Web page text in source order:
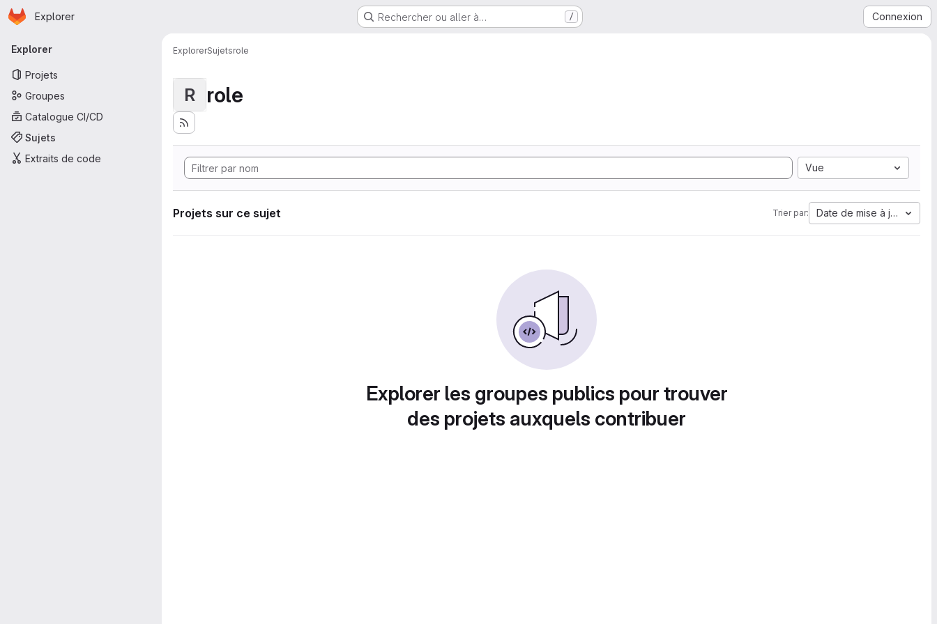
Passer au contenu principal
Page d'accueil
Explorer Rechercher ou aller à… / Connexion
Navigation principale
Explorer
Projets
Groupes
Catalogue CI/CD
Sujets
Extraits de code
ExplorerSujetsrole
R role
Vue
Projets sur ce sujet Trier par: Date de mise à jour
Explorer les groupes publics pour trouver
des projets auxquels contribuer